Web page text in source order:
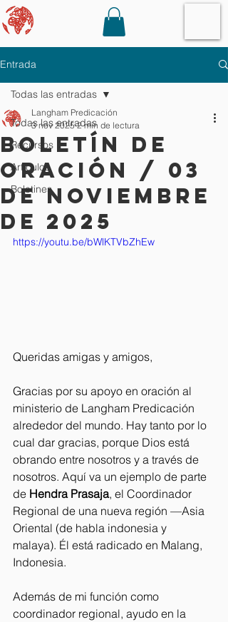
Entrada
Todas las entradas
Recursos
Artículos
Boletines
Todas las entradas
Boletín de
oración / 03
de noviembre
de 2025
Langham Predicación
3 nov 2025 2 min de lectura
https://youtu.be/bWlKTVbZhEw
Queridas amigas y amigos,
Gracias por su apoyo en oración al
ministerio de Langham Predicación
alrededor del mundo. Hay tanto por lo
cual dar gracias, porque Dios está
obrando entre nosotros y a través de
nosotros. Aquí va un ejemplo de parte
de Hendra Prasaja, el Coordinador
Regional de una nueva región —Asia
Oriental (de habla indonesia y
malaya). Él está radicado en Malang,
Indonesia.
Además de mi función como
coordinador regional, ayudo en la